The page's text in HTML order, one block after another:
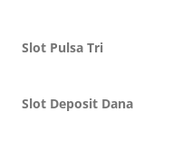
Slot Pulsa Tri
Slot Deposit Dana